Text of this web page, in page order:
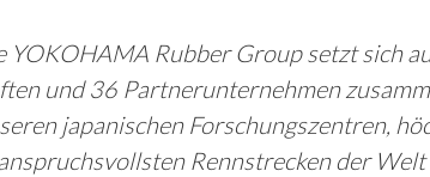
Rubber Group setzt sich
und 36 Partnerunternehmen
japanischen Forschungszentren,
Rennstrecken der